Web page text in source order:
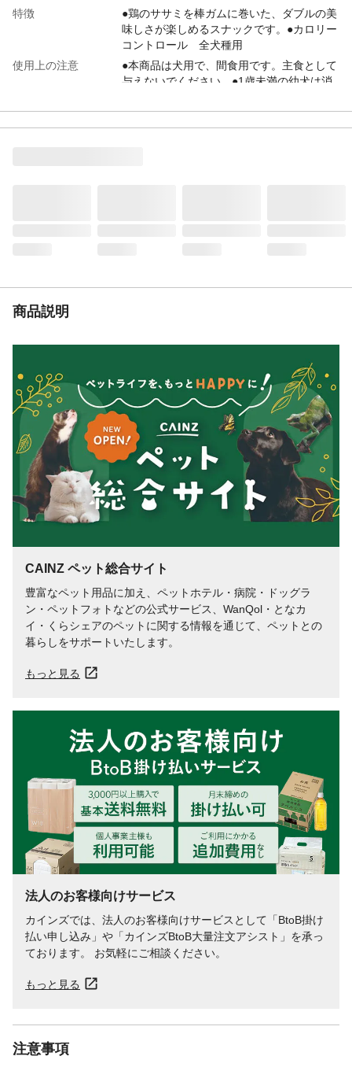
特徴
●鶏のササミを棒ガムに巻いた、ダブルの美
味しさが楽しめるスナックです。●カロリー
コントロール 全犬種用
使用上の注意
●本商品は犬用で、間食用です。主食として
与えないでください。●1歳未満の幼犬は消
い。●愛犬の食べ方や習性によっては、のど
に詰まらせることがありますので、必ず観
生産国
保証成分
たん白質:20.5%以上、脂質:0.5%以上、粗繊
維:1.0%以下、灰分:4.5%以下、水分:17.0%
以下
代謝エネルギー
100g当り/345kcal
商品説明
CAINZ ペット総合サイト
豊富なペット用品に加え、ペットホテル・病院・ドッグラ
ン・ペットフォトなどの公式サービス、WanQol・となカ
イ・くらシェアのペットに関する情報を通じて、ペットとの
暮らしをサポートいたします。
もっと見る
法人のお客様向けサービス
カインズでは、法人のお客様向けサービスとして「BtoB掛け
払い申し込み」や「カインズBtoB大量注文アシスト」を承っ
ております。 お気軽にご相談ください。
もっと見る
注意事項